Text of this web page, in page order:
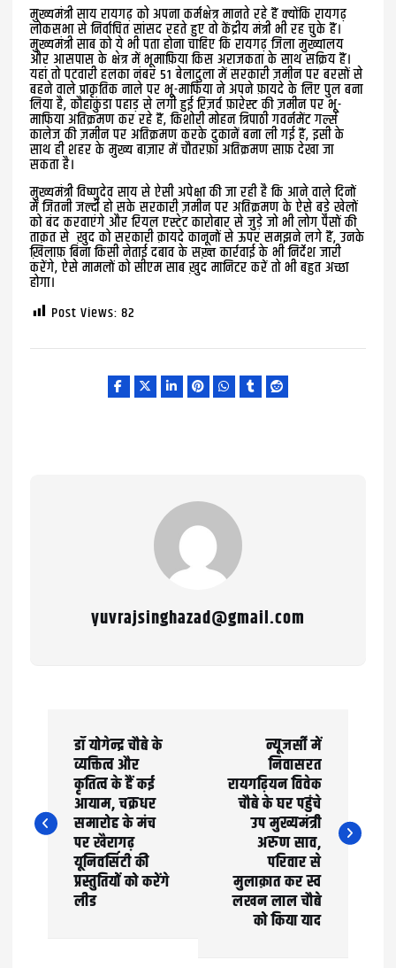
मुख्यमंत्री साय रायगढ़ को अपना कर्मक्षेत्र मानते रहे हैं क्योंकि रायगढ़
लोकसभा से निर्वाचित सांसद रहते हुए वो केंद्रीय मंत्री भी रह चुके हैं।
मुख्यमंत्री साब को ये भी पता होना चाहिए कि रायगढ़ जिला मुख्यालय
और आसपास के क्षेत्र में भूमाफ़िया किस अराजकता के साथ सक्रिय हैं।
यहां तो पटवारी हलका नंबर 51 बेलादुला में सरकारी ज़मीन पर बरसों से
बहने वाले प्राकृतिक नाले पर भू-माफिया ने अपने फ़ायदे के लिए पुल बना
लिया है, कौहाकुंडा पहाड़ से लगी हुई रिज़र्व फ़ारेस्ट की ज़मीन पर भू-
माफिया अतिक्रमण कर रहे हैं, किशोरी मोहन त्रिपाठी गवर्नमेंट गर्ल्स
कालेज की ज़मीन पर अतिक्रमण करके दुकानें बना ली गई हैं, इसी के
साथ ही शहर के मुख्य बाज़ार में चौतरफ़ा अतिक्रमण साफ़ देखा जा
सकता है।
मुख्यमंत्री विष्णुदेव साय से ऐसी अपेक्षा की जा रही है कि आने वाले दिनों
में जितनी जल्दी हो सके सरकारी ज़मीन पर अतिक्रमण के ऐसे बड़े खेलों
को बंद करवाएंगे और रियल एस्टेट कारोबार से जुड़े जो भी लोग पैसों की
ताक़त से ख़ुद को सरकारी क़ायदे कानूनों से ऊपर समझने लगे हैं, उनके
ख़िलाफ़ बिना किसी नेताई दबाव के सख़्त कार्रवाई के भी निर्देश जारी
करेंगे, ऐसे मामलों को सीएम साब ख़ुद मानिटर करें तो भी बहुत अच्छा
होगा।
Post Views: 82
yuvrajsinghazad@gmail.com
t
डॉ योगेन्द्र चौबे के
व्यक्तित्व और
कृतित्व के हैं कई
आयाम, चक्रधर
समारोह के मंच
पर खैरागढ़
यूनिवर्सिटी की
प्रस्तुतियों को करेंगे
लीड
न्यूजर्सी में
निवासरत
रायगढ़ियन विवेक
चौबे के घर पहुंचे
उप मुख्यमंत्री
अरुण साव,
परिवार से
मुलाक़ात कर स्व
लखन लाल चौबे
को किया याद